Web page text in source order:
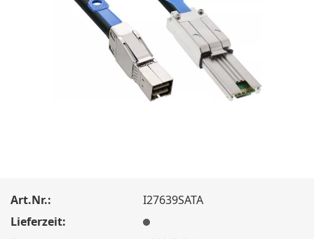
Art.Nr.:
I27639SATA
Lieferzeit: